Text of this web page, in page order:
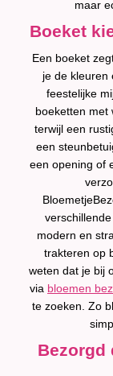
maar
Boeket
Een boeket
je de kleuren
feestelijke
boeketten met
terwijl een
een
een opening of
modern en
trakteren op
weten dat je bij
via bloemen
te zoeken. Zo
Bezorgd